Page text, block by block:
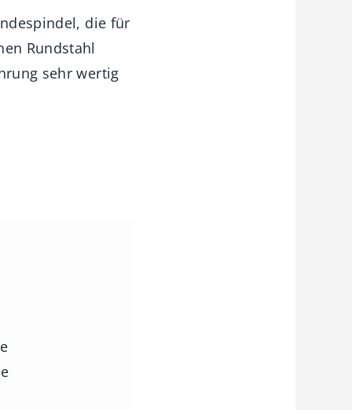
die für
Rundstahl
sehr wertig